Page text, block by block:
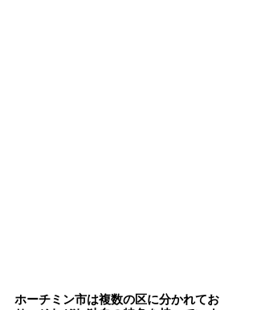
ホーチミン市は複数の区に分かれてお